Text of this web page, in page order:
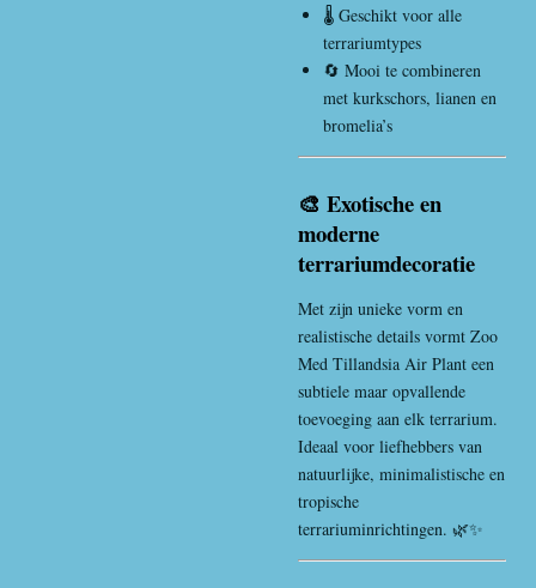
🌡️ Geschikt voor alle
terrariumtypes
🔄 Mooi te combineren
met kurkschors, lianen en
bromelia’s
🎨 Exotische en
moderne
terrariumdecoratie
Met zijn unieke vorm en
realistische details vormt Zoo
Med Tillandsia Air Plant een
subtiele maar opvallende
toevoeging aan elk terrarium.
Ideaal voor liefhebbers van
natuurlijke, minimalistische en
tropische
terrariuminrichtingen. 🌿✨